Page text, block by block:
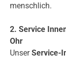
menschlich.
2. Service
Ohr
UnserService-